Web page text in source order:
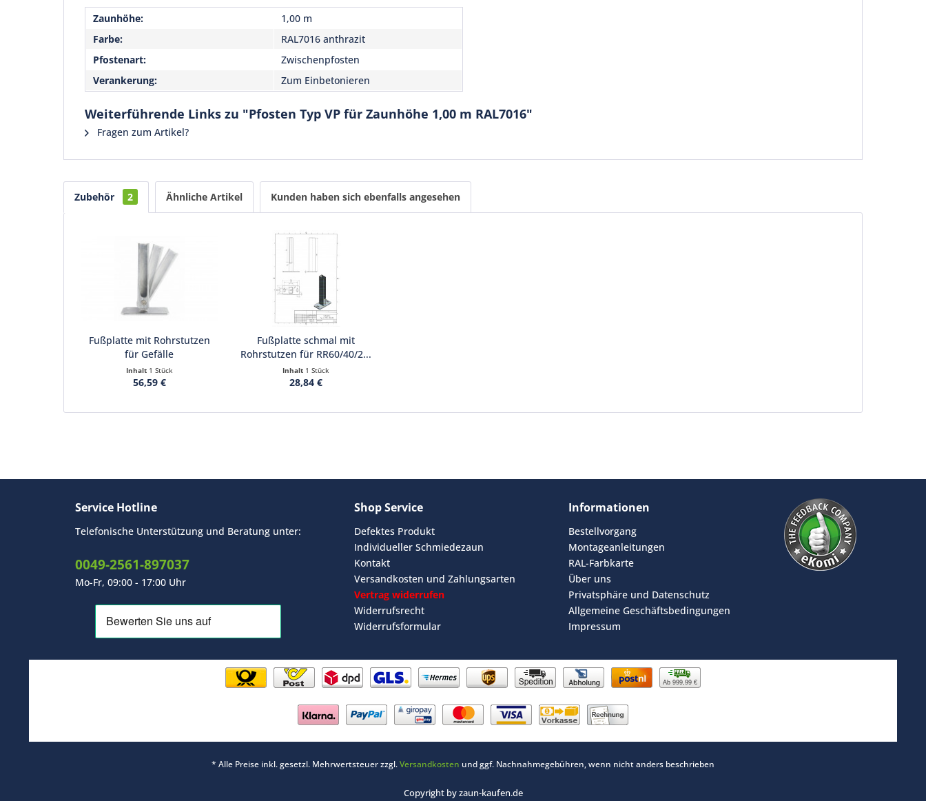
Zaunhöhe:
1,00 m
Farbe:
RAL7016 anthrazit
Pfostenart:
Zwischenpfosten
Verankerung:
Zum Einbetonieren
Weiterführende Links zu "Pfosten Typ VP für Zaunhöhe 1,00 m RAL7016"
Fragen zum Artikel?
Zubehör 2 Ähnliche Artikel Kunden haben sich ebenfalls angesehen
Fußplatte mit Rohrstutzen
für Gefälle
Inhalt 1 Stück
56,59 €
Fußplatte schmal mit
Rohrstutzen für RR60/40/2...
Inhalt 1 Stück
28,84 €
Service Hotline
Telefonische Unterstützung und Beratung unter:
0049-2561-897037
Mo-Fr, 09:00 - 17:00 Uhr
Shop Service
Defektes Produkt
Individueller Schmiedezaun
Kontakt
Versandkosten und Zahlungsarten
Vertrag widerrufen
Widerrufsrecht
Widerrufsformular
Informationen
Bestellvorgang
Montageanleitungen
RAL-Farbkarte
Über uns
Privatsphäre und Datenschutz
Allgemeine Geschäftsbedingungen
Impressum
Ab 999,99 €
* Alle Preise inkl. gesetzl. Mehrwertsteuer zzgl.Versandkosten und ggf. Nachnahmegebühren, wenn nicht anders beschrieben
Copyright by zaun-kaufen.de